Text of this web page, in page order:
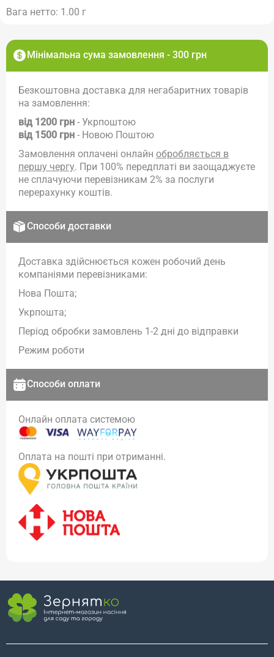
Мінімальна сума замовлення - 300 грн
Безкоштовна доставка для негабаритних товарів
на замовлення:
від 1200 грн - Укрпоштою
від 1500 грн - Новою Поштою
Замовлення оплачені онлайн обробляється в
першу чергу. При 100% передплаті ви заощаджуєте
не сплачуючи перевізникам 2% за послуги
перерахунку коштів.
Способи доставки
Доставка здійснюється кожен робочий день
компаніями перевізниками:
Нова Пошта;
Укрпошта;
Період обробки замовлень 1-2 дні до відправки
Режим роботи
Способи оплати
Онлайн оплата системою
Оплата на пошті при отриманні.
Вага нетто: 1.00 г